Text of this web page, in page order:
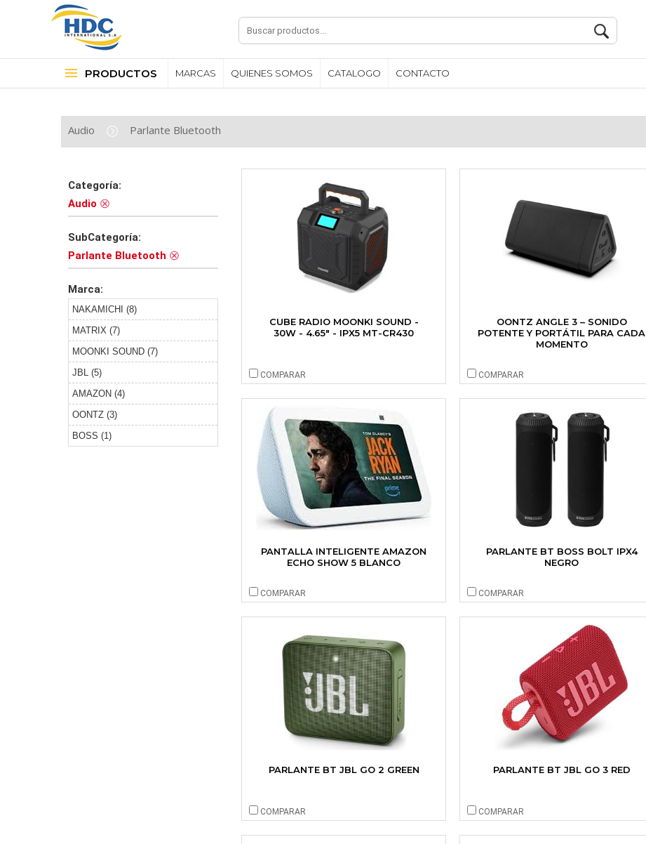
PRODUCTOS MARCAS QUIENES SOMOS CATALOGO CONTACTO
Audio Parlante Bluetooth
Categoría:
Audio
SubCategoría:
Parlante Bluetooth
Marca:
NAKAMICHI (8)
MATRIX (7)
MOONKI SOUND (7)
JBL (5)
AMAZON (4)
OONTZ (3)
BOSS (1)
CUBE RADIO MOONKI SOUND -
30W - 4.65" - IPX5 MT-CR430
COMPARAR
OONTZ ANGLE 3 – SONIDO
POTENTE Y PORTÁTIL PARA CADA
MOMENTO
COMPARAR
PANTALLA INTELIGENTE AMAZON
ECHO SHOW 5 BLANCO
COMPARAR
PARLANTE BT BOSS BOLT IPX4
NEGRO
COMPARAR
PARLANTE BT JBL GO 2 GREEN
COMPARAR
PARLANTE BT JBL GO 3 RED
COMPARAR